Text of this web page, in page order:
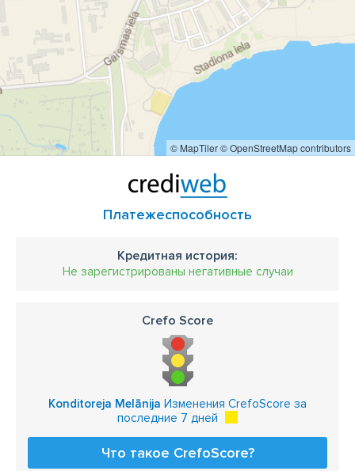
© MapTiler© OpenStreetMap contributors
Платежеспособность
Кредитная история:
Не зарегистрированы негативные случаи
Crefo Score
Konditoreja Melānija Изменения CrefoScore за
последние 7 дней
Что такое CrefoScore?